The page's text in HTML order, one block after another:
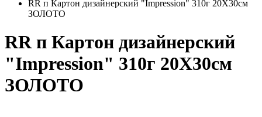
RR п Картон дизайнерский "Impression" 310г 20Х30см
ЗОЛОТО
RR п Картон дизайнерский
"Impression" 310г 20Х30см
ЗОЛОТО